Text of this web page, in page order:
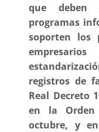
que deben
programas
soporten los
registros de
Real Decreto
en la Orden
octubre, y